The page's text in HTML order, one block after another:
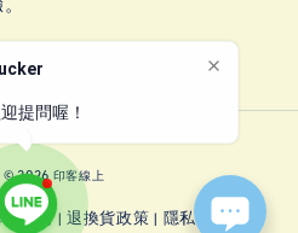
提問喔！
© 2026 印客線上
說明| 退換貨政策 | 隱私權政策